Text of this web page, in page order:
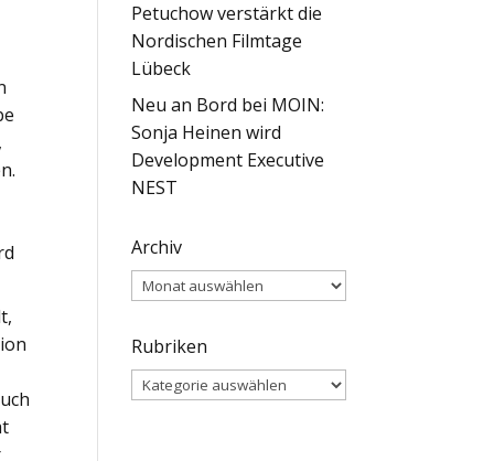
Petuchow verstärkt die
Nordischen Filmtage
Lübeck
Neu an Bord bei MOIN:
Sonja Heinen wird
Development Executive
NEST
Archiv
Archiv
Rubriken
Rubriken